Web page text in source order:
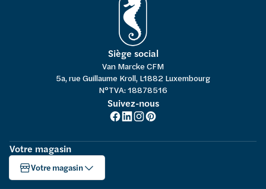
Siège social
Van Marcke CFM
5a, rue Guillaume Kroll, L1882 Luxembourg
N°TVA: 18878516
Suivez-nous
Votre magasin
Votre magasin